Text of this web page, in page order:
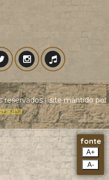
fonte
A+
A-
reservados | site mantido por